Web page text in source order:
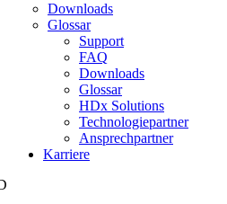
Downloads
Glossar
Support
FAQ
Downloads
Glossar
HDx Solutions
Technologiepartner
Ansprechpartner
Karriere